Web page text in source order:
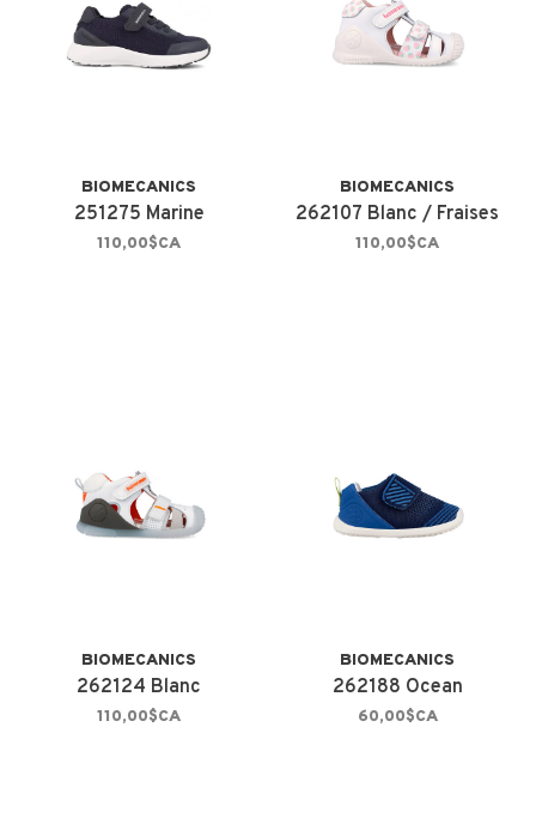
BIOMECANICS
251275 Marine
110,00$CA
BIOMECANICS
262107 Blanc / Fraises
110,00$CA
BIOMECANICS
262124 Blanc
110,00$CA
BIOMECANICS
262188 Ocean
60,00$CA